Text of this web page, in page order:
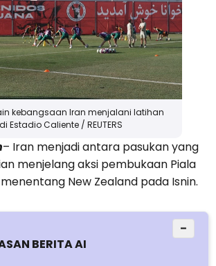
kebangsaan Iran menjalani latihan
di Estadio Caliente / REUTERS
– Iran menjadi antara pasukan yang
menjelang aksi pembukaan Piala
menentang New Zealand pada Isnin.
BERITA AI
−